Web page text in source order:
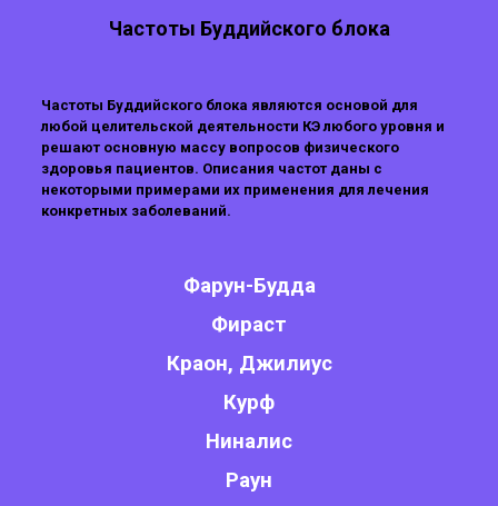
Частоты Буддийского блока
Частоты Буддийского блока являются основой для
любой целительской деятельности КЭ любого уровня и
решают основную массу вопросов физического
здоровья пациентов. Описания частот даны с
некоторыми примерами их применения для лечения
конкретных заболеваний.
Фарун-Будда
Фираст
Краон, Джилиус
Курф
Ниналис
Раун